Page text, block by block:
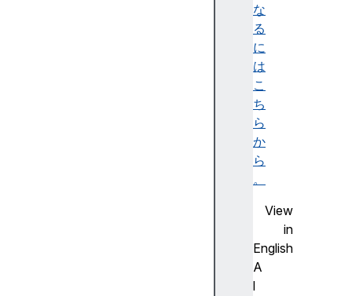
な
る
に
は
こ
ち
ら
か
ら
。
View
in
English
A
l